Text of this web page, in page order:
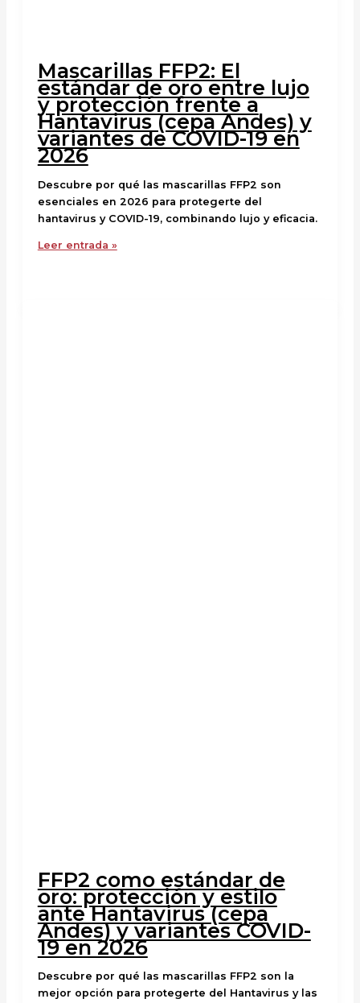
Mascarillas FFP2: El
estándar de oro entre lujo
y protección frente a
Hantavirus (cepa Andes) y
variantes de COVID-19 en
2026
Descubre por qué las mascarillas FFP2 son
esenciales en 2026 para protegerte del
hantavirus y COVID-19, combinando lujo y eficacia.
Leer entrada »
FFP2 como estándar de
oro: protección y estilo
ante Hantavirus (cepa
Andes) y variantes COVID-
19 en 2026
Descubre por qué las mascarillas FFP2 son la
mejor opción para protegerte del Hantavirus y las